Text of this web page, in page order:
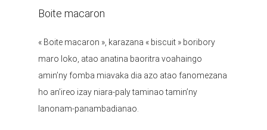
Boite macaron
« Boite macaron », karazana « biscuit » boribory
maro loko, atao anatina baoritra voahaingo
amin’ny fomba miavaka dia azo atao fanomezana
ho an’ireo izay niara-paly taminao tamin’ny
lanonam-panambadianao.